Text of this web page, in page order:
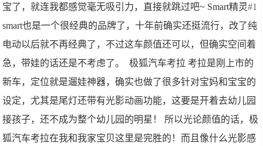
宝了，就连我都感觉毫无吸引力，直接就跳过吧~ Smart精灵#1
smart也是一个很经典的品牌了，十年前确实还挺流行，改了纯
电动以后就不再经典了，不过这车颜值还可以，但确实空间着
急，带娃的话还是不考虑了。 极狐汽车考拉 考拉是刚上市的
新车，定位就是遛娃神器，确实也做了很多针对宝妈和宝宝的
设定，尤其是尾灯还带有光影动画功能，这要是开着去幼儿园
接孩子，还不成为整个幼儿园的明星！ 所以光论颜值的话，极
狐汽车考拉在我和我家宝贝这里是完胜的！而且像什么光影感